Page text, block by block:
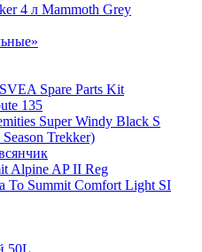
4 л Mammoth Grey
Spare Parts Kit
135
Super Windy Black S
Trekker)
Alpine AP II Reg
To Summit Comfort Light SI